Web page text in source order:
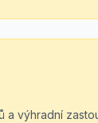
výhradní